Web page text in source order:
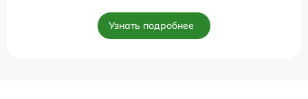
Узнать подробнее